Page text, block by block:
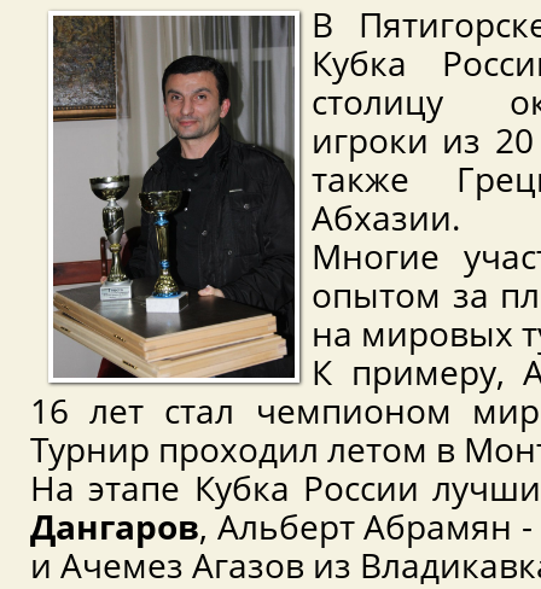
В
Кубка
столицу
игроки из
также
Абхазии.
Многие
опытом за
на мировых
К примеру,
16 лет стал чемпионом
Турнир проходил летом в
На этапе Кубка России
Дангаров, Альберт Абрамян
и Ачемез Агазов из